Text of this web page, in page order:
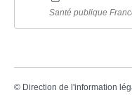
Santé publique
© Direction de l'information